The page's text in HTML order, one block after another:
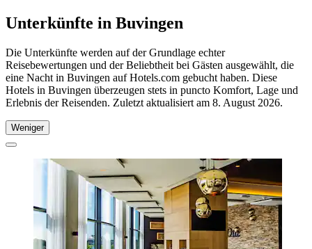
Unterkünfte in Buvingen
Die Unterkünfte werden auf der Grundlage echter
Reisebewertungen und der Beliebtheit bei Gästen ausgewählt, die
eine Nacht in Buvingen auf Hotels.com gebucht haben. Diese
Hotels in Buvingen überzeugen stets in puncto Komfort, Lage und
Erlebnis der Reisenden. Zuletzt aktualisiert am 8. August 2026.
Weniger